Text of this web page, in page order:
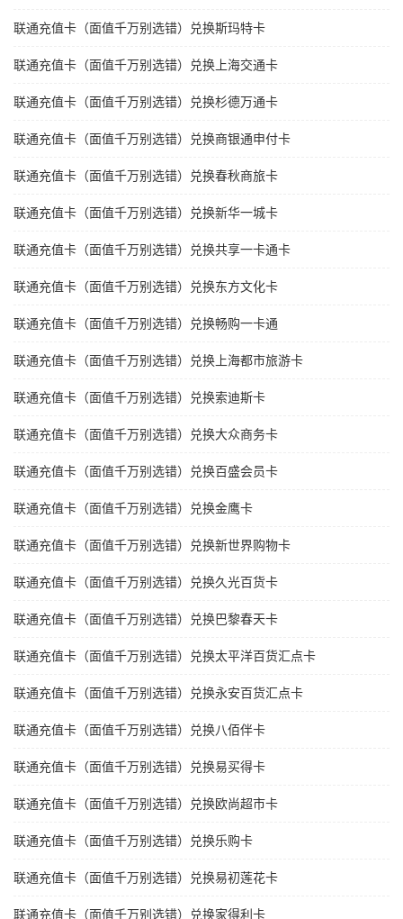
联通充值卡（面值千万别选错）兑换斯玛特卡
联通充值卡（面值千万别选错）兑换上海交通卡
联通充值卡（面值千万别选错）兑换杉德万通卡
联通充值卡（面值千万别选错）兑换商银通申付卡
联通充值卡（面值千万别选错）兑换春秋商旅卡
联通充值卡（面值千万别选错）兑换新华一城卡
联通充值卡（面值千万别选错）兑换共享一卡通卡
联通充值卡（面值千万别选错）兑换东方文化卡
联通充值卡（面值千万别选错）兑换畅购一卡通
联通充值卡（面值千万别选错）兑换上海都市旅游卡
联通充值卡（面值千万别选错）兑换索迪斯卡
联通充值卡（面值千万别选错）兑换大众商务卡
联通充值卡（面值千万别选错）兑换百盛会员卡
联通充值卡（面值千万别选错）兑换金鹰卡
联通充值卡（面值千万别选错）兑换新世界购物卡
联通充值卡（面值千万别选错）兑换久光百货卡
联通充值卡（面值千万别选错）兑换巴黎春天卡
联通充值卡（面值千万别选错）兑换太平洋百货汇点卡
联通充值卡（面值千万别选错）兑换永安百货汇点卡
联通充值卡（面值千万别选错）兑换八佰伴卡
联通充值卡（面值千万别选错）兑换易买得卡
联通充值卡（面值千万别选错）兑换欧尚超市卡
联通充值卡（面值千万别选错）兑换乐购卡
联通充值卡（面值千万别选错）兑换易初莲花卡
联通充值卡（面值千万别选错）兑换家得利卡